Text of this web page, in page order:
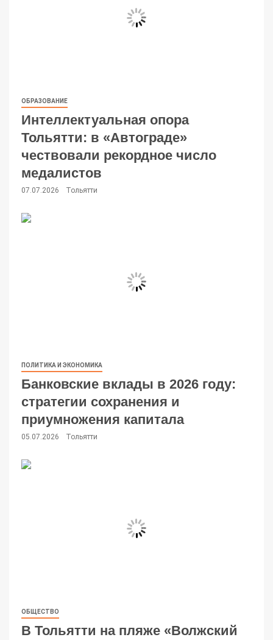
ОБРАЗОВАНИЕ
Интеллектуальная опора
Тольятти: в «Автограде»
чествовали рекордное число
медалистов
07.07.2026 Тольятти
ПОЛИТИКА И ЭКОНОМИКА
Банковские вклады в 2026 году:
стратегии сохранения и
приумножения капитала
05.07.2026 Тольятти
ОБЩЕСТВО
В Тольятти на пляже «Волжский